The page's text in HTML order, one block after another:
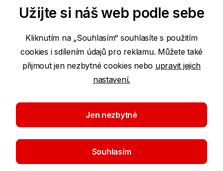
Podmínky používání internetových stránek
Prohlášení o přístupnosti
Ochrana osobních údajů
©2026 Komerční banka
Užijte si náš web podle sebe
Kliknutím na „Souhlasím“ souhlasíte s použitím
cookies i sdílením údajů pro reklamu. Můžete také
přijmout jen nezbytné cookies nebo upravit jejich
nastavení.
Jen nezbytné
Souhlasím